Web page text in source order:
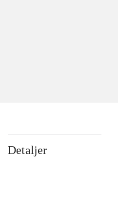
Detaljer